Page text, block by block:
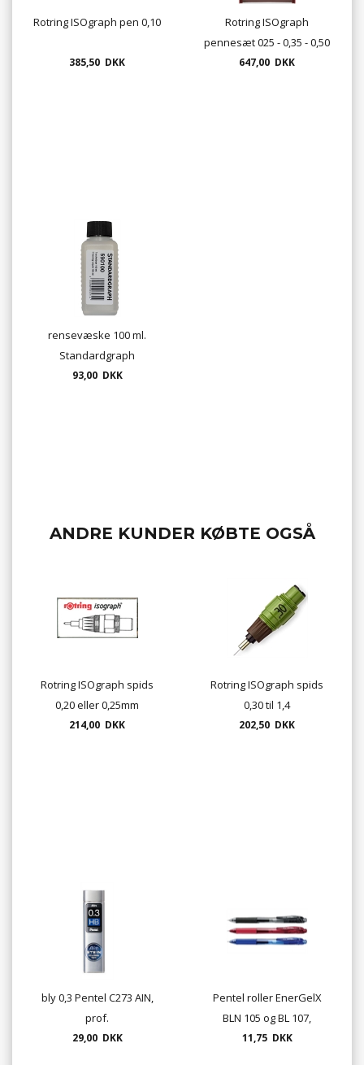
Rotring ISOgraph pen 0,10
385,50 DKK
Rotring ISOgraph
pennesæt 025 - 0,35 - 0,50
+ diverse tilbehør
647,00 DKK
rensevæske 100 ml.
Standardgraph
93,00 DKK
ANDRE KUNDER KØBTE OGSÅ
Rotring ISOgraph spids
0,20 eller 0,25mm
214,00 DKK
Rotring ISOgraph spids
0,30 til 1,4
202,50 DKK
bly 0,3 Pentel C273 AIN,
prof.
29,00 DKK
Pentel roller EnerGelX
BLN 105 og BL 107,
tykkelse ,5 og 0,7mm
11,75 DKK